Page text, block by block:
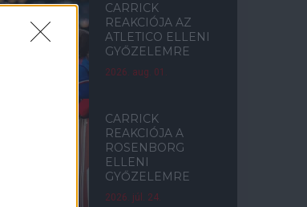
CARRICK
REAKCIÓJA AZ
ATLETICO ELLENI
GYŐZELEMRE
2026. aug. 01.
CARRICK
REAKCIÓJA A
ROSENBORG
ELLENI
GYŐZELEMRE
2026. júl. 24.